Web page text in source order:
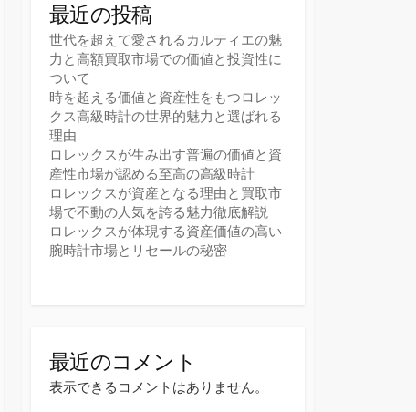
最近の投稿
世代を超えて愛されるカルティエの魅
力と高額買取市場での価値と投資性に
ついて
時を超える価値と資産性をもつロレッ
クス高級時計の世界的魅力と選ばれる
理由
ロレックスが生み出す普遍の価値と資
産性市場が認める至高の高級時計
ロレックスが資産となる理由と買取市
場で不動の人気を誇る魅力徹底解説
ロレックスが体現する資産価値の高い
腕時計市場とリセールの秘密
最近のコメント
表示できるコメントはありません。